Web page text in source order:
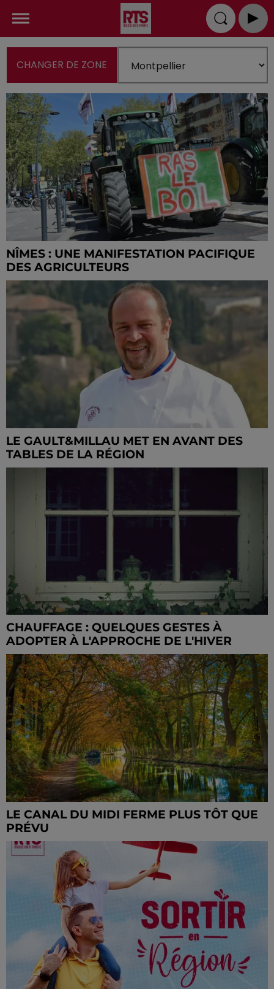
CHANGER DE ZONE
NÎMES : UNE MANIFESTATION PACIFIQUE
DES AGRICULTEURS
LE GAULT&MILLAU MET EN AVANT DES
TABLES DE LA RÉGION
CHAUFFAGE : QUELQUES GESTES À
ADOPTER À L'APPROCHE DE L'HIVER
LE CANAL DU MIDI FERME PLUS TÔT QUE
PRÉVU